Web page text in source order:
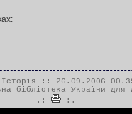
Історія :: 26.09.2006
бібліотека України для
.:
:.